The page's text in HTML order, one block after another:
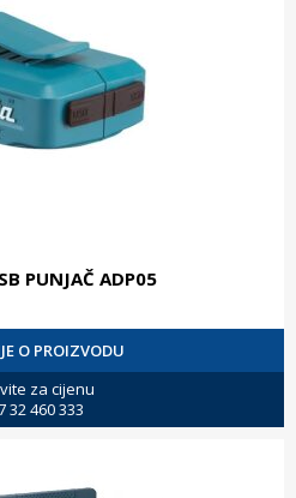
PUNJAČ ADP05
O PROIZVODU
za cijenu
32 460 333